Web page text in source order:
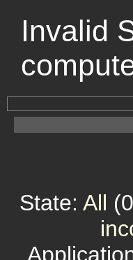
Invalid
State: All